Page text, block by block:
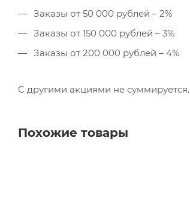
Заказы от 50 000 рублей – 2%
Заказы от 150 000 рублей – 3%
Заказы от 200 000 рублей – 4%
С другими акциями не суммируется.
Похожие товары